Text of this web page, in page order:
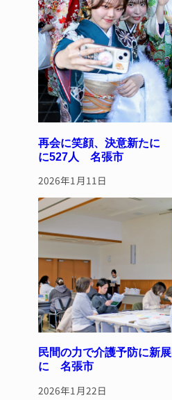
再会に笑顔、決意新たに
に527人 名張市
2026年1月11日
民間の力で介護予防に新
に 名張市
2026年1月22日